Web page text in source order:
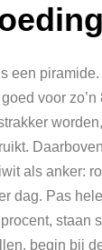
een
voor zo’n
als anker:
dag. Pas
staan
begin bij